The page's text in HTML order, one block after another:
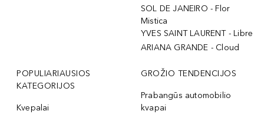
SOL DE JANEIRO - Flor
Mistica
YVES SAINT LAURENT - Libre
ARIANA GRANDE - Cloud
POPULIARIAUSIOS
KATEGORIJOS
Kvepalai
GROŽIO TENDENCIJOS
Prabangūs automobilio
kvapai